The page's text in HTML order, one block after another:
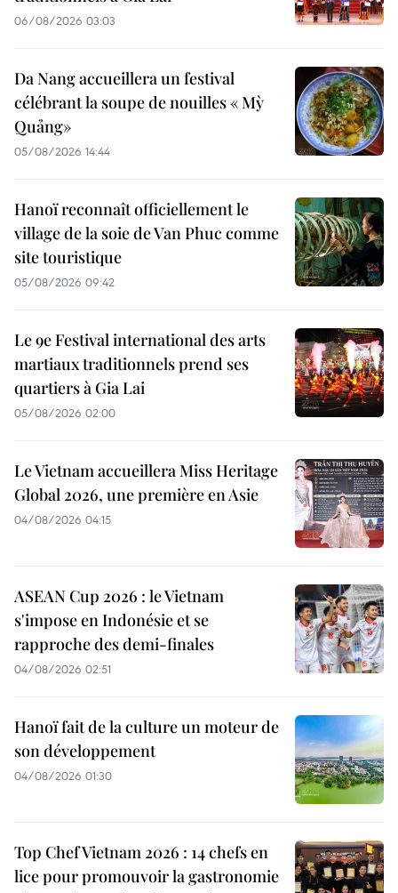
06/08/2026 03:03
Da Nang accueillera un festival
célébrant la soupe de nouilles « Mỳ
Quảng»
05/08/2026 14:44
Hanoï reconnaît officiellement le
village de la soie de Van Phuc comme
site touristique
05/08/2026 09:42
Le 9e Festival international des arts
martiaux traditionnels prend ses
quartiers à Gia Lai
05/08/2026 02:00
Le Vietnam accueillera Miss Heritage
Global 2026, une première en Asie
04/08/2026 04:15
ASEAN Cup 2026 : le Vietnam
s'impose en Indonésie et se
rapproche des demi-finales
04/08/2026 02:51
Hanoï fait de la culture un moteur de
son développement
04/08/2026 01:30
Top Chef Vietnam 2026 : 14 chefs en
lice pour promouvoir la gastronomie